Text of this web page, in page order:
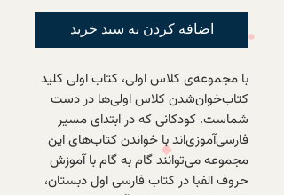
اضافه کردن به سبد خرید
با مجموعه‌ی کلاس اولی، کتاب اولی کلید
کتاب‌خوان‌شدن کلاس اولی‌ها در دست
شماست. کودکانی که در ابتدای مسیر
فارسی‌آموزی‌اند با خواندن کتاب‌های این
مجموعه می‌توانند گام به گام با آموزش
حروف الفبا در کتاب فارسی اول دبستان،